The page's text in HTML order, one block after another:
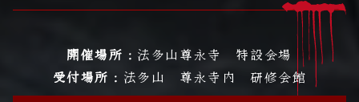
開催場所： 法多山尊永寺 特設会場
受付場所： 法多山 尊永寺内 研修会館